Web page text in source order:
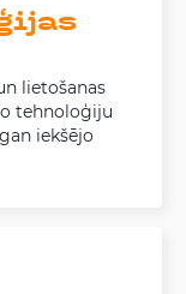
lietošanas
tehnoloģiju
iekšējo